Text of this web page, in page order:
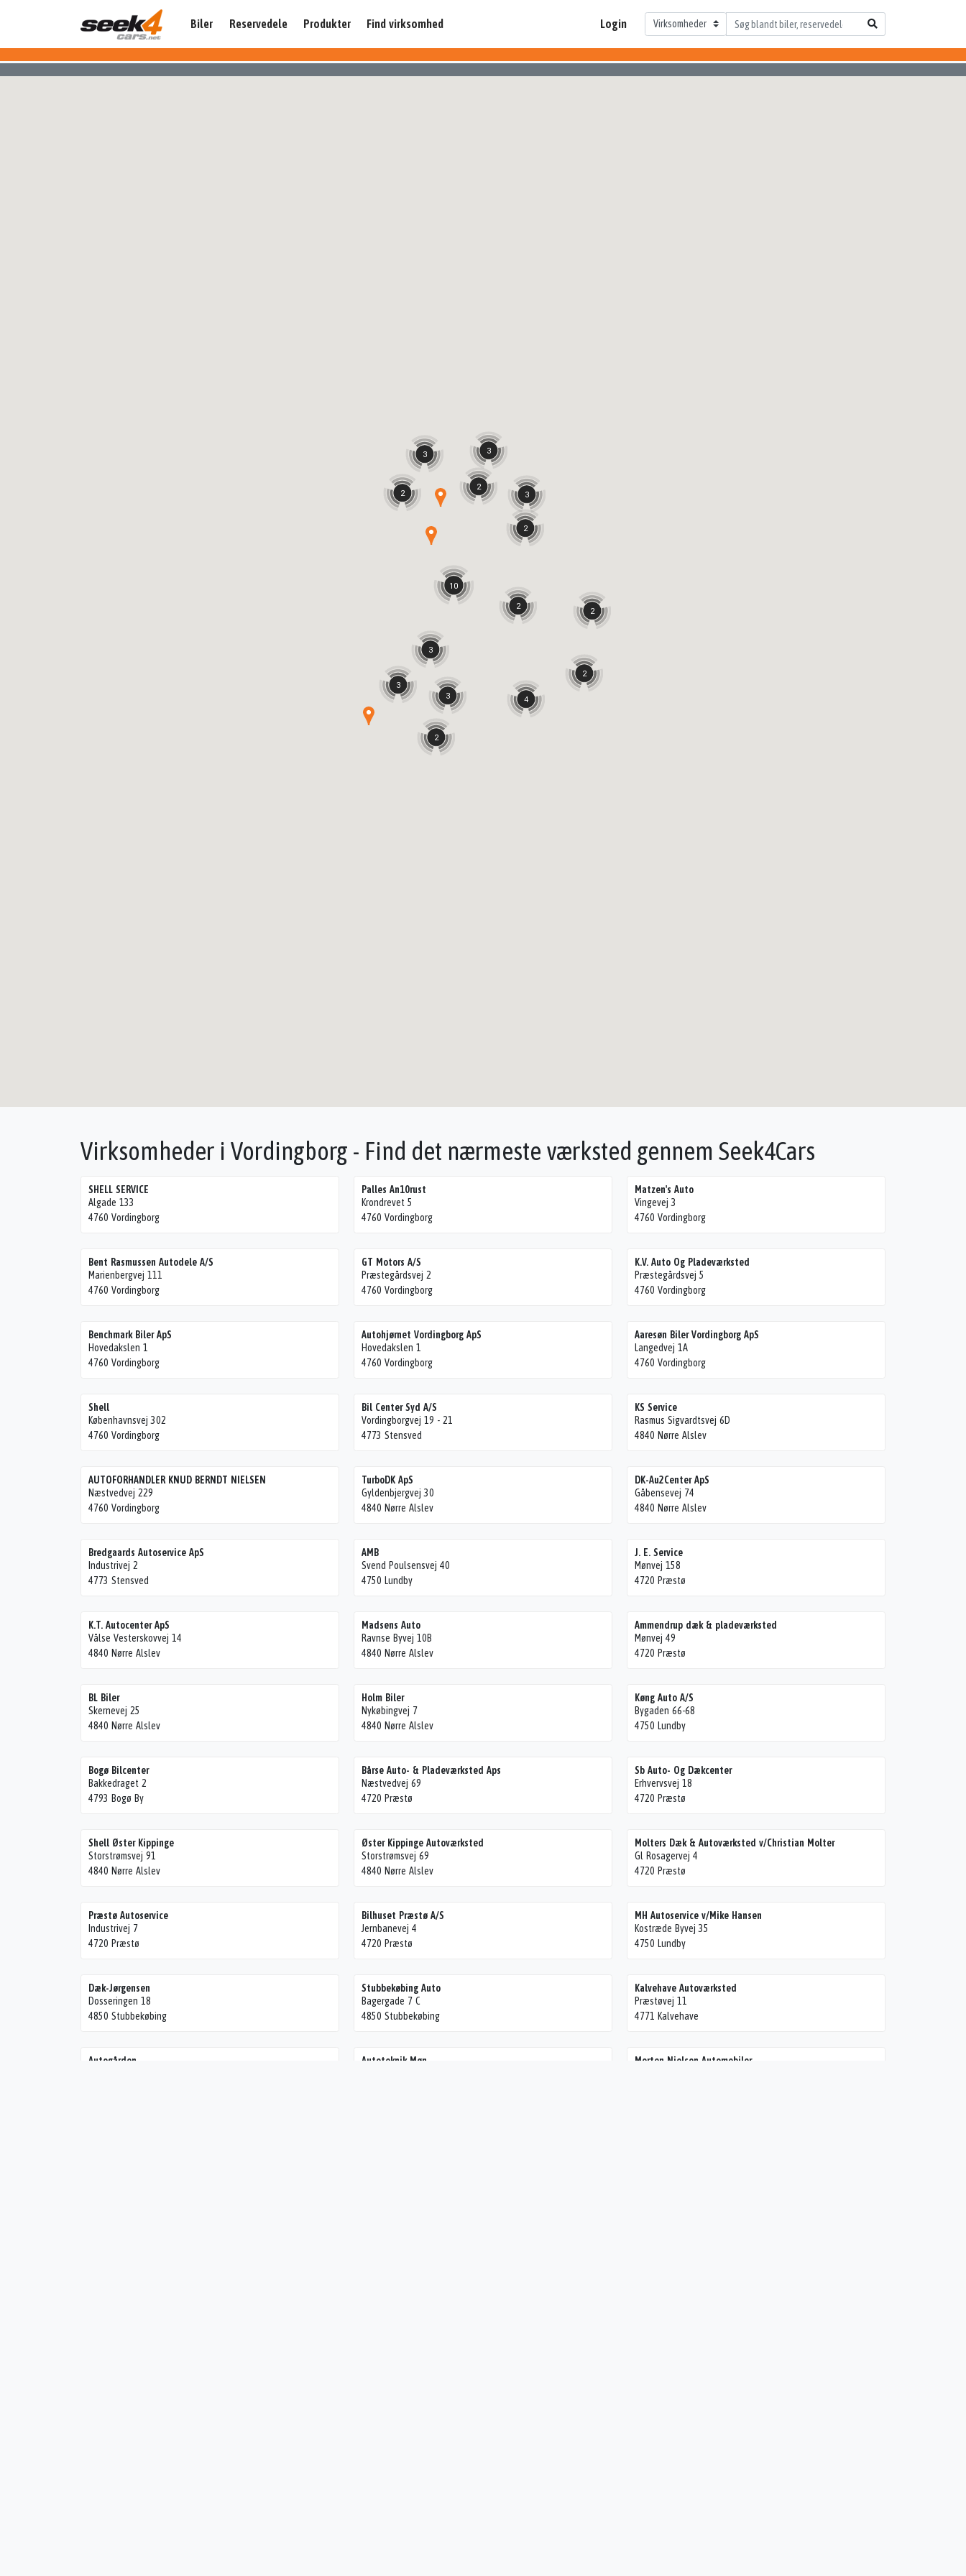
Biler Reservedele Produkter Find virksomhed Login
10
2
3
2
3
3
2
4
2
3
2
2
3
2
3
Virksomheder i Vordingborg - Find det nærmeste værksted gennem Seek4Cars
SHELL SERVICE
Algade 133
4760 Vordingborg
Palles An10rust
Krondrevet 5
4760 Vordingborg
Matzen's Auto
Vingevej 3
4760 Vordingborg
Bent Rasmussen Autodele A/S
Marienbergvej 111
4760 Vordingborg
GT Motors A/S
Præstegårdsvej 2
4760 Vordingborg
K.V. Auto Og Pladeværksted
Præstegårdsvej 5
4760 Vordingborg
Benchmark Biler ApS
Hovedakslen 1
4760 Vordingborg
Autohjørnet Vordingborg ApS
Hovedakslen 1
4760 Vordingborg
Aaresøn Biler Vordingborg ApS
Langedvej 1A
4760 Vordingborg
Shell
Københavnsvej 302
4760 Vordingborg
Bil Center Syd A/S
Vordingborgvej 19 - 21
4773 Stensved
KS Service
Rasmus Sigvardtsvej 6D
4840 Nørre Alslev
AUTOFORHANDLER KNUD BERNDT NIELSEN
Næstvedvej 229
4760 Vordingborg
TurboDK ApS
Gyldenbjergvej 30
4840 Nørre Alslev
DK-Au2Center ApS
Gåbensevej 74
4840 Nørre Alslev
Bredgaards Autoservice ApS
Industrivej 2
4773 Stensved
AMB
Svend Poulsensvej 40
4750 Lundby
J. E. Service
Mønvej 158
4720 Præstø
K.T. Autocenter ApS
Vålse Vesterskovvej 14
4840 Nørre Alslev
Madsens Auto
Ravnse Byvej 10B
4840 Nørre Alslev
Ammendrup dæk & pladeværksted
Mønvej 49
4720 Præstø
BL Biler
Skernevej 25
4840 Nørre Alslev
Holm Biler
Nykøbingvej 7
4840 Nørre Alslev
Køng Auto A/S
Bygaden 66-68
4750 Lundby
Bogø Bilcenter
Bakkedraget 2
4793 Bogø By
Bårse Auto- & Pladeværksted Aps
Næstvedvej 69
4720 Præstø
Sb Auto- Og Dækcenter
Erhvervsvej 18
4720 Præstø
Shell Øster Kippinge
Storstrømsvej 91
4840 Nørre Alslev
Øster Kippinge Autoværksted
Storstrømsvej 69
4840 Nørre Alslev
Molters Dæk & Autoværksted v/Christian Molter
Gl Rosagervej 4
4720 Præstø
Præstø Autoservice
Industrivej 7
4720 Præstø
Bilhuset Præstø A/S
Jernbanevej 4
4720 Præstø
MH Autoservice v/Mike Hansen
Kostræde Byvej 35
4750 Lundby
Dæk-Jørgensen
Dosseringen 18
4850 Stubbekøbing
Stubbekøbing Auto
Bagergade 7 C
4850 Stubbekøbing
Kalvehave Autoværksted
Præstøvej 11
4771 Kalvehave
Autogården
Autoteknik Møn
Morten Nielsen Automobiler